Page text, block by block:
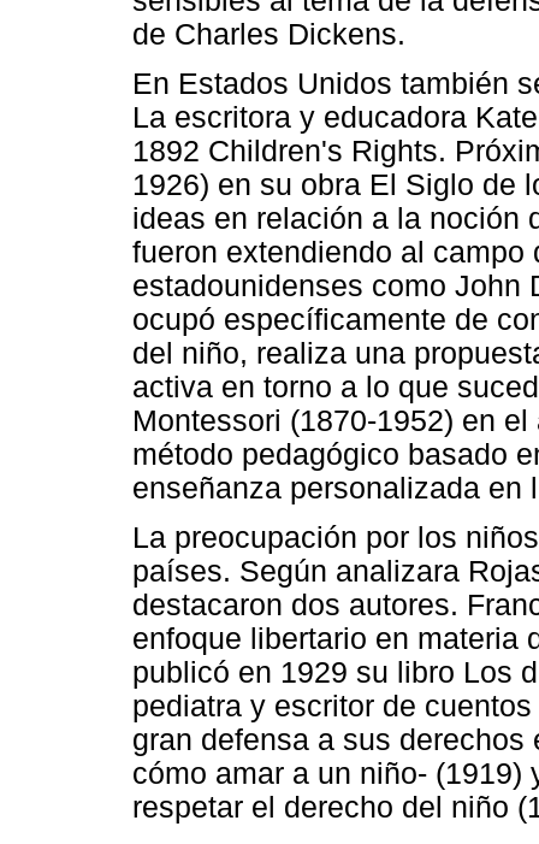
de Charles Dickens.
En Estados Unidos también
La escritora y educadora
1892 Children's Rights.
1926) en su obra El Siglo de
ideas en relación a la noción
fueron extendiendo al
estadounidenses como John
ocupó específicamente de
del niño, realiza una
activa en torno a lo que
Montessori (1870-1952) en
método pedagógico basado
enseñanza personalizada en
La preocupación por los
países. Según analizara
destacaron dos autores.
enfoque libertario en materia
publicó en 1929 su libro Los
pediatra y escritor de
gran defensa a sus
cómo amar a un niño-
respetar el derecho del niño